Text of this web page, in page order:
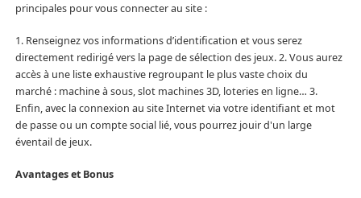
principales pour vous connecter au site :
1. Renseignez vos informations d’identification et vous serez
directement redirigé vers la page de sélection des jeux. 2. Vous aurez
accès à une liste exhaustive regroupant le plus vaste choix du
marché : machine à sous, slot machines 3D, loteries en ligne… 3.
Enfin, avec la connexion au site Internet via votre identifiant et mot
de passe ou un compte social lié, vous pourrez jouir d'un large
éventail de jeux.
Avantages et Bonus